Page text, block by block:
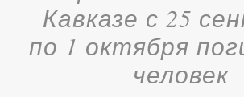
Кавказе с 25
по 1 октября
человек